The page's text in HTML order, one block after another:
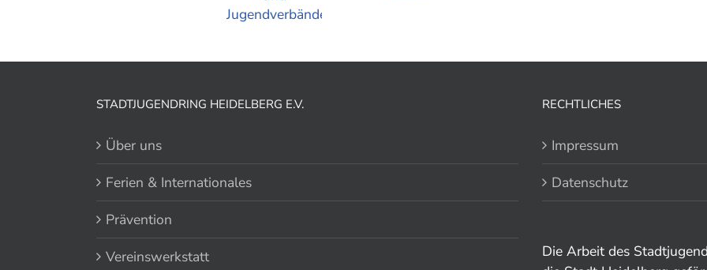
STADTJUGENDRING HEIDELBERG E.V.
Über uns
Ferien & Internationales
Prävention
Vereinswerkstatt
RECHTLICHES
Impressum
Datenschutz
Die Arbeit des